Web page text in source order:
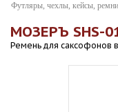
Футляры, чехлы, кейсы,
МОЗЕРЪ SHS-
Ремень для саксофонов